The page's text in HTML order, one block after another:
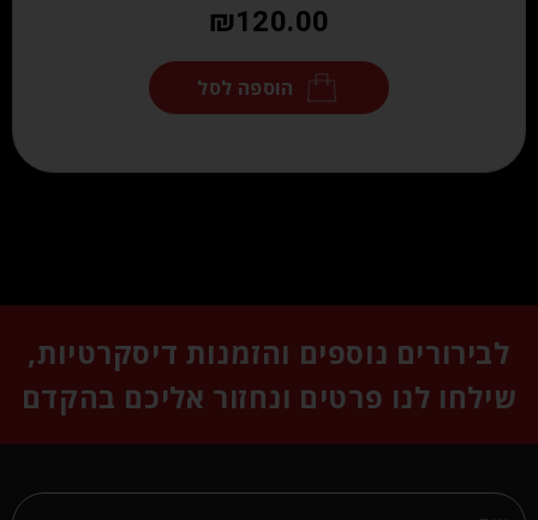
₪120.00
הוספה לסל
לבירורים נוספים והזמנות דיסקרטיות,
שילחו לנו פרטים ונחזור אליכם בהקדם